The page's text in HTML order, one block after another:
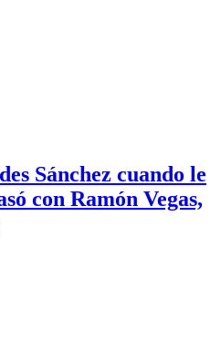
Sánchez cuando le
con Ramón Vegas,